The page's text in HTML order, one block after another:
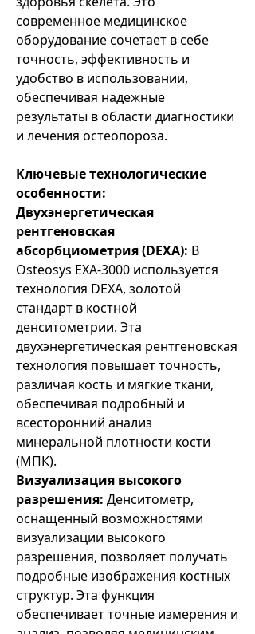
современное медицинское
оборудование сочетает в себе
точность, эффективность и
удобство в использовании,
обеспечивая надежные
результаты в области диагностики
и лечения остеопороза.
Ключевые технологические
особенности:
Двухэнергетическая
рентгеновская
абсорбциометрия (DEXA): В
Osteosys EXA-3000 используется
технология DEXA, золотой
стандарт в костной
денситометрии. Эта
двухэнергетическая рентгеновская
технология повышает точность,
различая кость и мягкие ткани,
обеспечивая подробный и
всесторонний анализ
минеральной плотности кости
(МПК).
Визуализация высокого
разрешения: Денситометр,
оснащенный возможностями
визуализации высокого
разрешения, позволяет получать
подробные изображения костных
структур. Эта функция
обеспечивает точные измерения и